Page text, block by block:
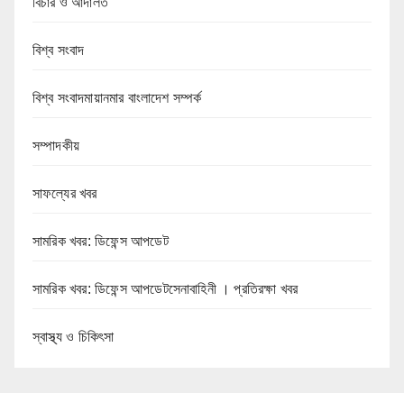
বিশ্ব সংবাদ
বিশ্ব সংবাদমায়ানমার বাংলাদেশ সম্পর্ক
সম্পাদকীয়
সাফল্যের খবর
সামরিক খবর: ডিফেন্স আপডেট
সামরিক খবর: ডিফেন্স আপডেটসেনাবাহিনী । প্রতিরক্ষা খবর
স্বাস্থ্য ও চিকিৎসা